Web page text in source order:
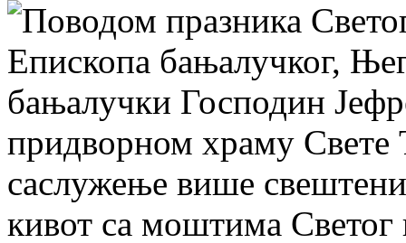
Поводом празника
Епископа бањалучког,
бањалучки Господин
придворном храму Свете
саслужење више
кивот са моштима Светог